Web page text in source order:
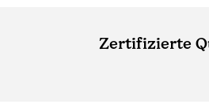
Zertifizierte